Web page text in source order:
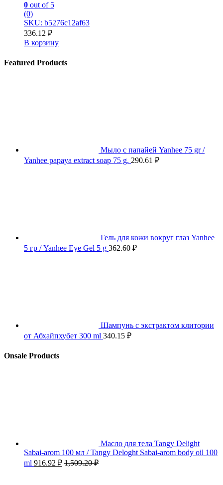
0 out of 5
(0)
SKU: b5276c12af63
336.12 ₽
В корзину
Featured Products
Мыло с папайей Yanhee 75 gr /
Yanhee papaya extract soap 75 g. 290.61 ₽
Гель для кожи вокруг глаз Yanhee
5 гр / Yanhee Eye Gel 5 g 362.60 ₽
Шампунь с экстрактом клитории
от Абхайпхубет 300 ml 340.15 ₽
Onsale Products
Масло для тела Tangy Delight
Sabai-arom 100 мл / Tangy Deloght Sabai-arom body oil 100
ml 916.92 ₽ 1,509.20₽